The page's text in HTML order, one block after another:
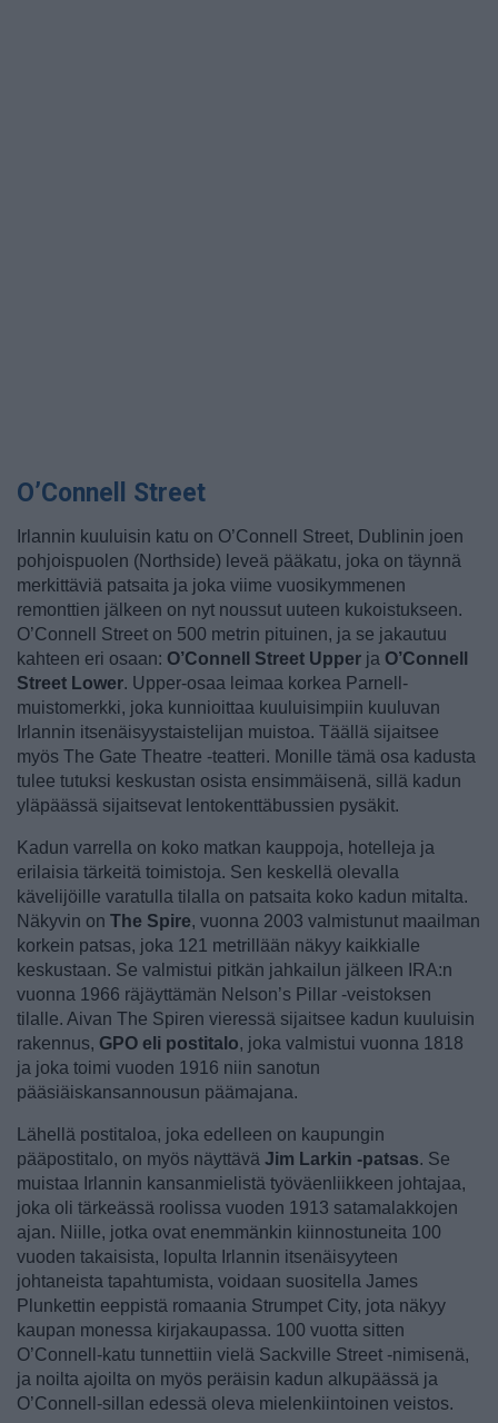
O’Connell Street
Irlannin kuuluisin katu on O’Connell Street, Dublinin joen
pohjoispuolen (Northside) leveä pääkatu, joka on täynnä
merkittäviä patsaita ja joka viime vuosikymmenen
remonttien jälkeen on nyt noussut uuteen kukoistukseen.
O’Connell Street on 500 metrin pituinen, ja se jakautuu
kahteen eri osaan: O’Connell Street Upper ja O’Connell
Street Lower. Upper-osaa leimaa korkea Parnell-
muistomerkki, joka kunnioittaa kuuluisimpiin kuuluvan
Irlannin itsenäisyystaistelijan muistoa. Täällä sijaitsee
myös The Gate Theatre -teatteri. Monille tämä osa kadusta
tulee tutuksi keskustan osista ensimmäisenä, sillä kadun
yläpäässä sijaitsevat lentokenttäbussien pysäkit.
Kadun varrella on koko matkan kauppoja, hotelleja ja
erilaisia tärkeitä toimistoja. Sen keskellä olevalla
kävelijöille varatulla tilalla on patsaita koko kadun mitalta.
Näkyvin on The Spire, vuonna 2003 valmistunut maailman
korkein patsas, joka 121 metrillään näkyy kaikkialle
keskustaan. Se valmistui pitkän jahkailun jälkeen IRA:n
vuonna 1966 räjäyttämän Nelson’s Pillar -veistoksen
tilalle. Aivan The Spiren vieressä sijaitsee kadun kuuluisin
rakennus, GPO eli postitalo, joka valmistui vuonna 1818
ja joka toimi vuoden 1916 niin sanotun
pääsiäiskansannousun päämajana.
Lähellä postitaloa, joka edelleen on kaupungin
pääpostitalo, on myös näyttävä Jim Larkin -patsas. Se
muistaa Irlannin kansanmielistä työväenliikkeen johtajaa,
joka oli tärkeässä roolissa vuoden 1913 satamalakkojen
ajan. Niille, jotka ovat enemmänkin kiinnostuneita 100
vuoden takaisista, lopulta Irlannin itsenäisyyteen
johtaneista tapahtumista, voidaan suositella James
Plunkettin eeppistä romaania Strumpet City, jota näkyy
kaupan monessa kirjakaupassa. 100 vuotta sitten
O’Connell-katu tunnettiin vielä Sackville Street -nimisenä,
ja noilta ajoilta on myös peräisin kadun alkupäässä ja
O’Connell-sillan edessä oleva mielenkiintoinen veistos.